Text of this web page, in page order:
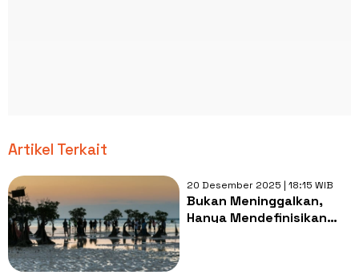
Artikel Terkait
20 Desember 2025 | 18:15 WIB
Bukan Meninggalkan,
Hanya Mendefinisikan